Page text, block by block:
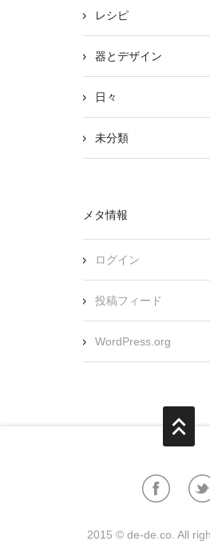
レシピ
器とデザイン
日々
未分類
メタ情報
ログイン
投稿フィード
WordPress.org
2015 © de-de.co. All